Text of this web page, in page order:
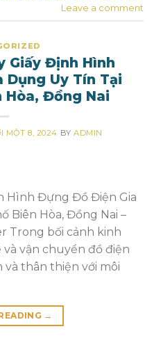
Leave a comment
Giấy Định Hình
Uy Tín Tại
Hòa, Đồng Nai
MỘT 8, 2024 BYADMIN
Hình Đựng Đồ Điện Gia
Biên Hòa, Đồng Nai –
Trong bối cảnh kinh
và vận chuyển đồ điện
và thân thiện với môi
→